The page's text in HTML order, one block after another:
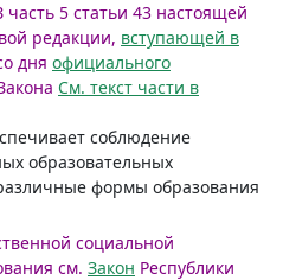
часть 5 статьи 43 настоящей
редакции, вступающей в
дня официального
См. текст части в
соблюдение
образовательных
формы образования
социальной
см. Закон Республики